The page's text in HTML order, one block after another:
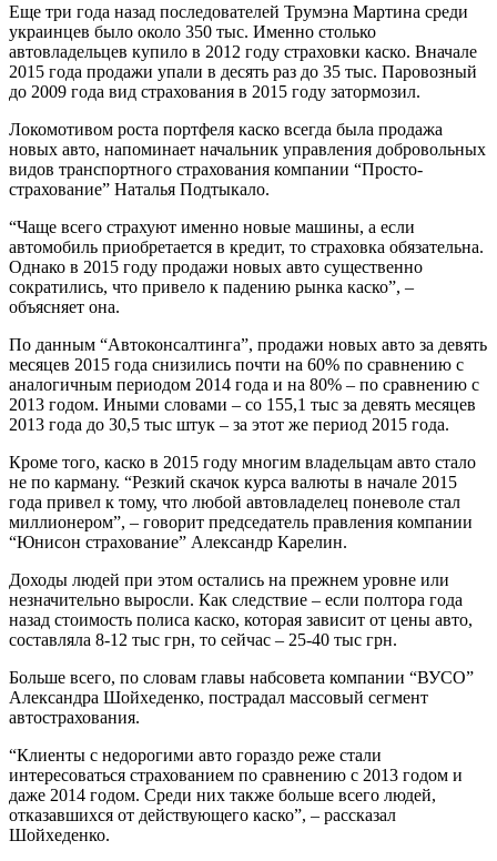
Еще три года назад последователей Трумэна Мартина среди
украинцев было около 350 тыс. Именно столько
автовладельцев купило в 2012 году страховки каско. Вначале
2015 года продажи упали в десять раз до 35 тыс. Паровозный
до 2009 года вид страхования в 2015 году затормозил.
Локомотивом роста портфеля каско всегда была продажа
новых авто, напоминает начальник управления добровольных
видов транспортного страхования компании “Просто-
страхование” Наталья Подтыкало.
“Чаще всего страхуют именно новые машины, а если
автомобиль приобретается в кредит, то страховка обязательна.
Однако в 2015 году продажи новых авто существенно
сократились, что привело к падению рынка каско”, –
объясняет она.
По данным “Автоконсалтинга”, продажи новых авто за девять
месяцев 2015 года снизились почти на 60% по сравнению с
аналогичным периодом 2014 года и на 80% – по сравнению с
2013 годом. Иными словами – со 155,1 тыс за девять месяцев
2013 года до 30,5 тыс штук – за этот же период 2015 года.
Кроме того, каско в 2015 году многим владельцам авто стало
не по карману. “Резкий скачок курса валюты в начале 2015
года привел к тому, что любой автовладелец поневоле стал
миллионером”, – говорит председатель правления компании
“Юнисон страхование” Александр Карелин.
Доходы людей при этом остались на прежнем уровне или
незначительно выросли. Как следствие – если полтора года
назад стоимость полиса каско, которая зависит от цены авто,
составляла 8-12 тыс грн, то сейчас – 25-40 тыс грн.
Больше всего, по словам главы набсовета компании “ВУСО”
Александра Шойхеденко, пострадал массовый сегмент
автострахования.
“Клиенты с недорогими авто гораздо реже стали
интересоваться страхованием по сравнению с 2013 годом и
даже 2014 годом. Среди них также больше всего людей,
отказавшихся от действующего каско”, – рассказал
Шойхеденко.